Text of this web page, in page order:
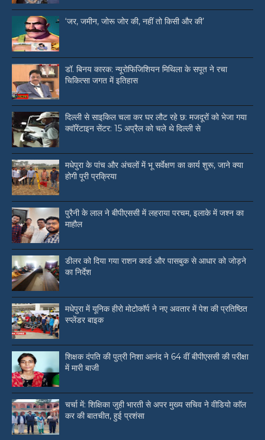
‘जर, जमीन, जोरू जोर की, नहीं तो किसी और की’
डॉ. बिनय कारक: न्यूरोफिजिशियन मिथिला के सपूत ने रचा
चिकित्सा जगत में इतिहास
दिल्ली से साइकिल चला कर घर लौट रहे छ: मजदूरों को भेजा गया
क्वॉरेंटाइन सेंटर: 15 अप्रैल को चले थे दिल्ली से
मधेपुरा के पांच और अंचलों में भू सर्वेक्षण का कार्य शुरू, जाने क्या
होगी पूरी प्रक्रिया
पुरैनी के लाल ने बीपीएससी में लहराया परचम, इलाके में जश्न का
माहौल
डीलर को दिया गया राशन कार्ड और पासबुक से आधार को जोड़ने
का निर्देश
मधेपुरा में यूनिक हीरो मोटोकॉर्प ने नए अवतार में पेश की प्रतिष्ठित
स्प्लेंडर बाइक
शिक्षक दंपति की पुत्री निशा आनंद ने 64 वीं बीपीएससी की परीक्षा
में मारी बाजी
चर्चा में: शिक्षिका जुही भारती से अपर मुख्य सचिव ने वीडियो काॅल
कर की बातचीत, हुई प्रशंसा